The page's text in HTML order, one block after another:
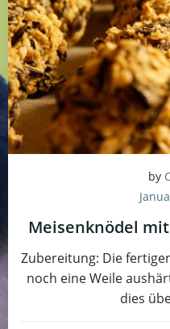
by
Meisenknödel
Zubereitung: Die
noch eine Weile
dies